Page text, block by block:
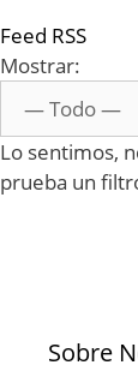
Feed RSS
Mostrar:
Lo sentimos,
prueba un
Sobre